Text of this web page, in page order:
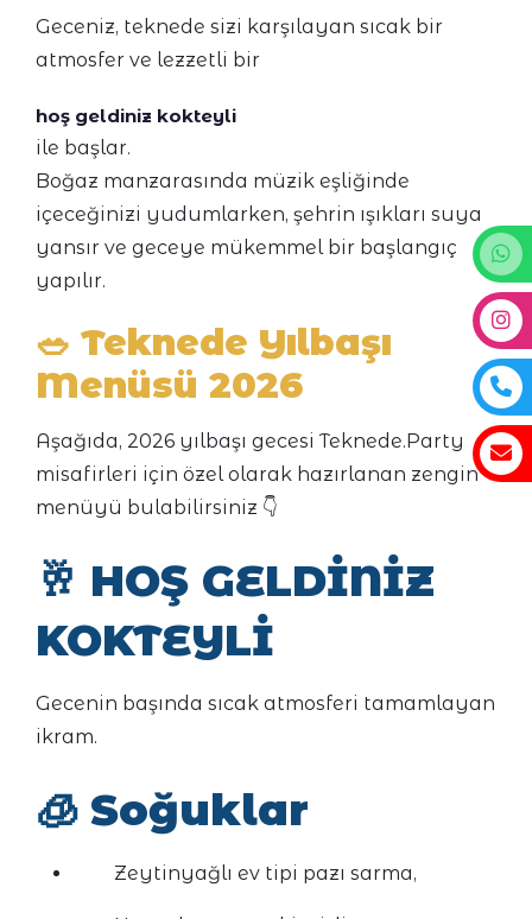
Geceniz, teknede sizi karşılayan sıcak bir
atmosfer ve lezzetli bir
hoş geldiniz kokteyli
ile başlar.
Boğaz manzarasında müzik eşliğinde
içeceğinizi yudumlarken, şehrin ışıkları suya
yansır ve geceye mükemmel bir başlangıç
yapılır.
🥗 Teknede Yılbaşı
Menüsü 2026
Aşağıda, 2026 yılbaşı gecesi Teknede.Party
misafirleri için özel olarak hazırlanan zengin
menüyü bulabilirsiniz 👇
🥂 HOŞ GELDİNİZ
KOKTEYLİ
Gecenin başında sıcak atmosferi tamamlayan
ikram.
🧊 Soğuklar
Zeytinyağlı ev tipi pazı sarma,